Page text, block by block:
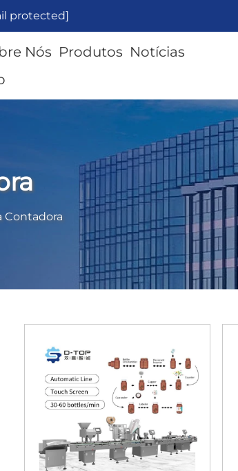
protected]
Nós Produtos Notícias
Contadora